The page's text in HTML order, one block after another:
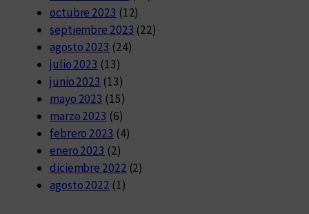
octubre 2023 (12)
septiembre 2023 (22)
agosto 2023 (24)
julio 2023 (13)
junio 2023 (13)
mayo 2023 (15)
marzo 2023 (6)
febrero 2023 (4)
enero 2023 (2)
diciembre 2022 (2)
agosto 2022 (1)